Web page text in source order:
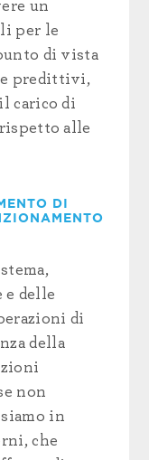
un
per le
di vista
predittivi,
carico di
alle
DI
e delle
di
della
non
in
che